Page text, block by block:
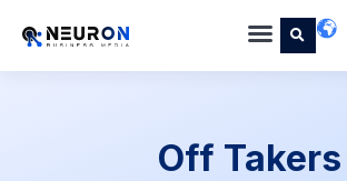
Off Takers